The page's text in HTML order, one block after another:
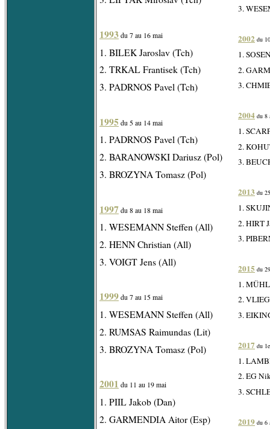
1993 du 7 au 16 mai
1. BILEK Jaroslav (Tch)
2. TRKAL Frantisek (Tch)
3. PADRNOS Pavel (Tch)
1995 du 5 au 14 mai
1. PADRNOS Pavel (Tch)
2. BARANOWSKI Dariusz (Pol)
3. BROZYNA Tomasz (Pol)
1997 du 8 au 18 mai
1. WESEMANN Steffen (All)
2. HENN Christian (All)
3. VOIGT Jens (All)
1999 du 7 au 15 mai
1. WESEMANN Steffen (All)
2. RUMSAS Raimundas (Lit)
3. BROZYNA Tomasz (Pol)
2001 du 11 au 19 mai
1. PIIL Jakob (Dan)
2. GARMENDIA Aitor (Esp)
3.
2002 du
1.
2.
3.
2004 du 8
1.
2.
3.
2013 du
1.
2. HIRT
3.
2015 du
1.
2.
3.
2017 du
1.
2. EG
3.
2019 du 6